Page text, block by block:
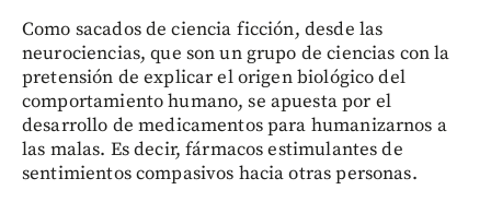
Como sacados de ciencia ficción, desde las
neurociencias, que son un grupo de ciencias con la
pretensión de explicar el origen biológico del
comportamiento humano, se apuesta por el
desarrollo de medicamentos para humanizarnos a
las malas. Es decir, fármacos estimulantes de
sentimientos compasivos hacia otras personas.